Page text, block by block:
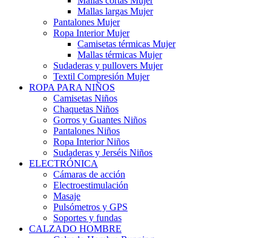
Mallas largas Mujer
Pantalones Mujer
Ropa Interior Mujer
Camisetas térmicas Mujer
Mallas térmicas Mujer
Sudaderas y pullovers Mujer
Textil Compresión Mujer
ROPA PARA NIÑOS
Camisetas Niños
Chaquetas Niños
Gorros y Guantes Niños
Pantalones Niños
Ropa Interior Niños
Sudaderas y Jerséis Niños
ELECTRÓNICA
Cámaras de acción
Electroestimulación
Masaje
Pulsómetros y GPS
Soportes y fundas
CALZADO HOMBRE